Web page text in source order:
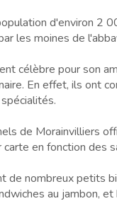
d'environ 2
les moines de
célèbre pour son
En effet, ils ont
de Morainvilliers
en fonction des
de nombreux petits
au jambon, et